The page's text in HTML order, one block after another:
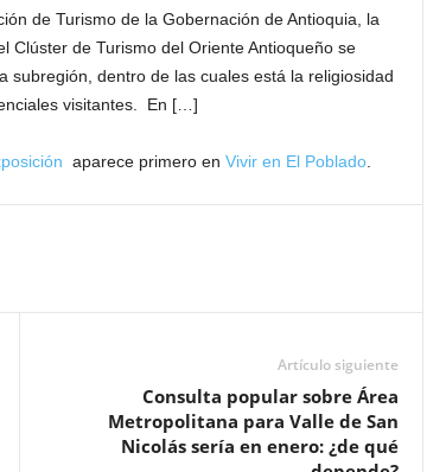
de Turismo de la Gobernación de Antioquia, la
Clúster de Turismo del Oriente Antioqueño se
subregión, dentro de las cuales está la religiosidad
visitantes. En […]
aparece primero en Vivir en El Poblado.
Artículo siguiente
Consulta popular sobre Área
Metropolitana para Valle de San
Nicolás sería en enero: ¿de qué